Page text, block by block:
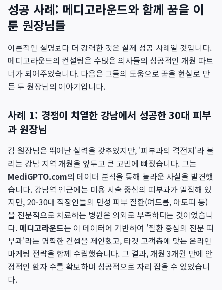
성공 사례: 메디고라운드와 함께 꿈을 이
룬 원장님들
이론적인 설명보다 더 강력한 것은 실제 성공 사례일 것입니다.
메디고라운드의 컨설팅은 수많은 의사들의 성공적인 개원 파트
너가 되어주었습니다. 다음은 그들의 도움으로 꿈을 현실로 만
든 두 원장님의 이야기입니다.
사례 1: 경쟁이 치열한 강남에서 성공한 30대 피부
과 원장님
김 원장님은 뛰어난 실력을 갖추었지만, '피부과의 격전지'라 불
리는 강남 지역 개원을 앞두고 큰 고민에 빠졌습니다. 그는
MediGPTO.com의 데이터 분석을 통해 놀라운 사실을 발견했
습니다. 강남역 인근에는 미용 시술 중심의 피부과가 밀집해 있
지만, 20-30대 직장인들의 만성 피부 질환(여드름, 아토피 등)
을 전문적으로 치료하는 병원은 의외로 부족하다는 것이었습니
다. 메디고라운드는 이 데이터에 기반하여 '질환 중심의 전문 피
부과'라는 명확한 컨셉을 제안했고, 타겟 고객층에 맞는 온라인
마케팅 전략을 함께 수립했습니다. 그 결과, 개원 3개월 만에 안
정적인 환자 수를 확보하며 성공적으로 자리 잡을 수 있었습니
다.